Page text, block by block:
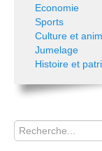
Economie
Sports
Culture et
Jumelage
Histoire et
Rechercher